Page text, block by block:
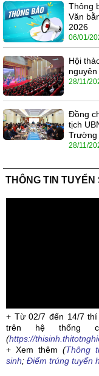
Thông
Văn
2026
06/01/
Hội
28/11/
Đồng
tịch
Trường
28/11/
THÔNG TIN TUYỂN
+ Từ 02/7 đến 14/7
trên hệ thống
(https://
+ Xem thêm(Thông
sinh; Điểm trúng tuyển